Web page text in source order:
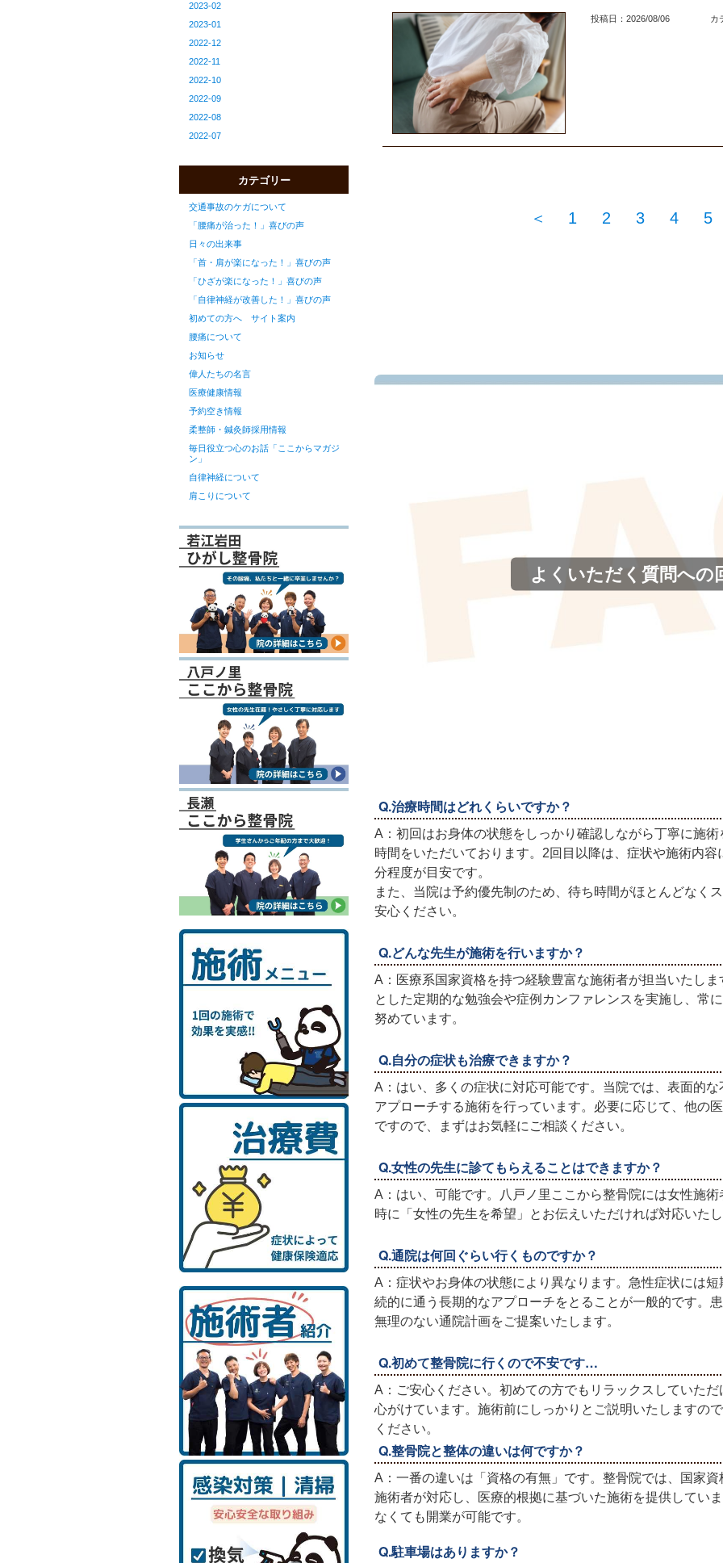
2023-02
2023-01
2022-12
2022-11
2022-10
2022-09
2022-08
2022-07
カテゴリー
交通事故のケガについて
「腰痛が治った！」喜びの声
日々の出来事
「首・肩が楽になった！」喜びの声
「ひざが楽になった！」喜びの声
「自律神経が改善した！」喜びの声
初めての方へ サイト案内
腰痛について
お知らせ
偉人たちの名言
医療健康情報
予約空き情報
柔整師・鍼灸師採用情報
毎日役立つ心のお話「ここからマガジ
ン」
自律神経について
肩こりについて
投稿日：2026/08/06 カ
＜ 1 2 3 4 5
よくいただく質問への
Q.治療時間はどれくらいですか？
A：初回はお身体の状態をしっかり確認しながら丁寧に施
時間をいただいております。2回目以降は、症状や施術内
分程度が目安です。
また、当院は予約優先制のため、待ち時間がほとんどなく
安心ください。
Q.どんな先生が施術を行いますか？
A：医療系国家資格を持つ経験豊富な施術者が担当いたし
とした定期的な勉強会や症例カンファレンスを実施し、常
努めています。
Q.自分の症状も治療できますか？
A：はい、多くの症状に対応可能です。当院では、表面的
アプローチする施術を行っています。必要に応じて、他の
ですので、まずはお気軽にご相談ください。
Q.女性の先生に診てもらえることはできますか？
A：はい、可能です。八戸ノ里ここから整骨院には女性施
時に「女性の先生を希望」とお伝えいただければ対応いた
Q.通院は何回ぐらい行くものですか？
A：症状やお身体の状態により異なります。急性症状には
続的に通う長期的なアプローチをとることが一般的です。
無理のない通院計画をご提案いたします。
Q.初めて整骨院に行くので不安です…
A：ご安心ください。初めての方でもリラックスしていた
心がけています。施術前にしっかりとご説明いたしますの
ください。
Q.整骨院と整体の違いは何ですか？
A：一番の違いは「資格の有無」です。整骨院では、国家
施術者が対応し、医療的根拠に基づいた施術を提供してい
なくても開業が可能です。
Q.駐車場はありますか？